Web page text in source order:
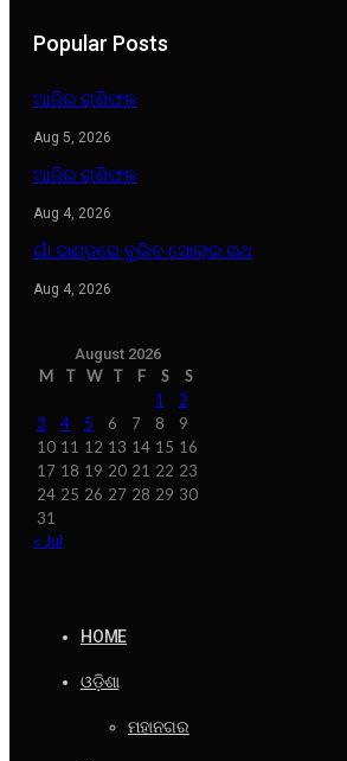
Popular Posts
ଆଜିର ରାଶିଫଳ
Aug 5, 2026
ଆଜିର ରାଶିଫଳ
Aug 4, 2026
ଗାଁ ଦାଣ୍ଡରେ ବୁଲିବ ସୋଲାର ରଥ
Aug 4, 2026
August 2026
M T W T F S
S
1
2
3
4 5 6 7 8
9
10 11 12 13 14 15 16
17 18 19 20 21 22 23
24 25 26 27 28 29 30
31
« Jul
HOME
ଓଡ଼ିଶା
ମହାନଗର